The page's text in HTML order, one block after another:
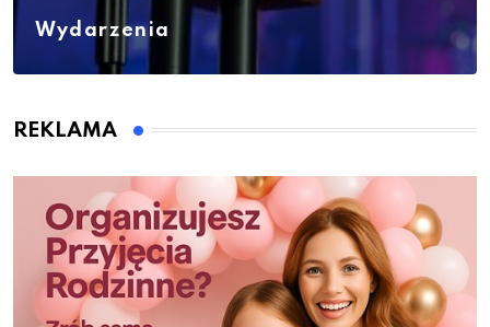
Wydarzenia
REKLAMA